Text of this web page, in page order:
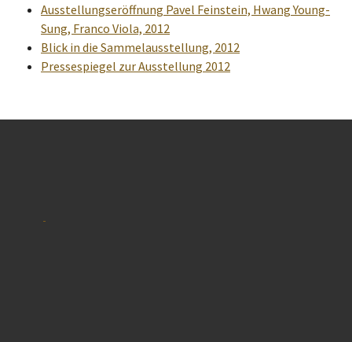
Ausstellungseröffnung Pavel Feinstein, Hwang Young-
Sung, Franco Viola, 2012
Blick in die Sammelausstellung, 2012
Pressespiegel zur Ausstellung 2012